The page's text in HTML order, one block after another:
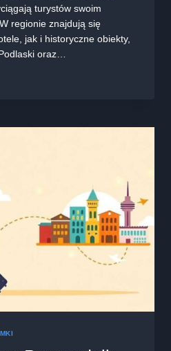
turystów swoim
regionie znajdują się
jak i historyczne obiekty,
oraz…